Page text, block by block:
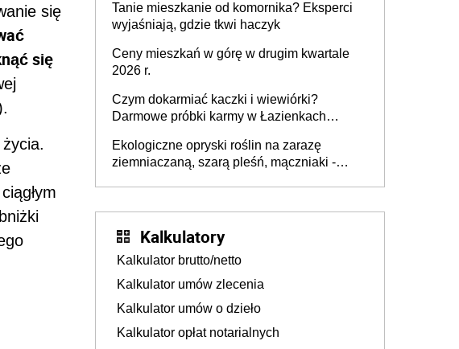
się
się
Tanie mieszkanie od komornika? Eksperci
wyjaśniają, gdzie tkwi haczyk
Ceny mieszkań w górę w drugim kwartale
2026 r.
Czym dokarmiać kaczki i wiewiórki?
Darmowe próbki karmy w Łazienkach
edukacyjna]
Ekologiczne opryski roślin na zarazę
ziemniaczaną, szarą pleśń, mączniaki -
Kalkulatory
Kalkulator brutto/netto
Kalkulator umów zlecenia
Kalkulator umów o dzieło
Kalkulator opłat notarialnych